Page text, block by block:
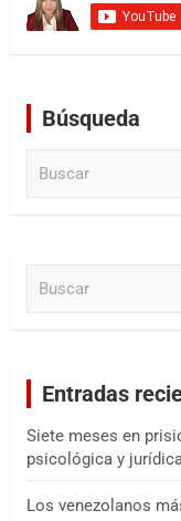
Búsqueda
Entradas
Siete meses en
psicológica y
Los venezolanos